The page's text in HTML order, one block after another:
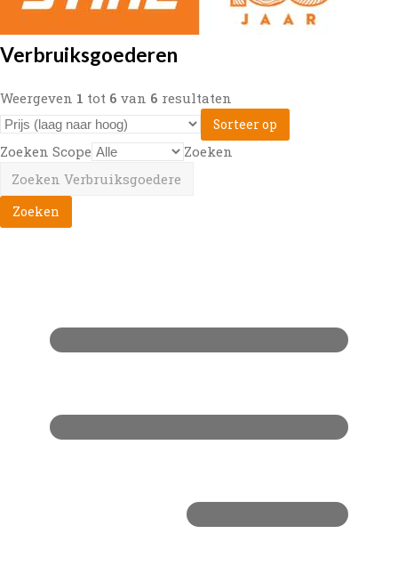
Verbruiksgoederen
Weergeven 1 tot 6 van 6 resultaten
Sorteer op
Zoeken Scope Zoeken
Zoeken